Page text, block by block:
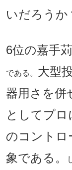
いだろうか
6位の嘉手苅
である。 大型
器用さを併
としてプ
のコントロ
象である。